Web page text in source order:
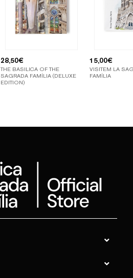
28,50€
THE BASILICA OF THE
SAGRADA FAMÍLIA (DELUXE
EDITION)
15,00€
VISITEM LA
FAMÍLIA